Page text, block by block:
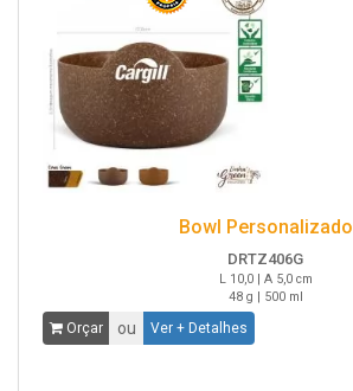
Bowl Personalizado
DRTZ406G
L 10,0 | A 5,0 cm
48 g | 500 ml
Orçar ou Ver + Detalhes